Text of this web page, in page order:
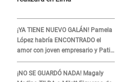
¡YA TIENE NUEVO GALÁN! Pamela
López habría ENCONTRADO el
amor con joven empresario y Pati
Lorena la ECHA en VIVO
¡NO SE GUARDÓ NADA! Magaly